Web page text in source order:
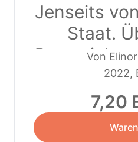
Jenseits
Staat.
Potential
Von
2022,
7,20